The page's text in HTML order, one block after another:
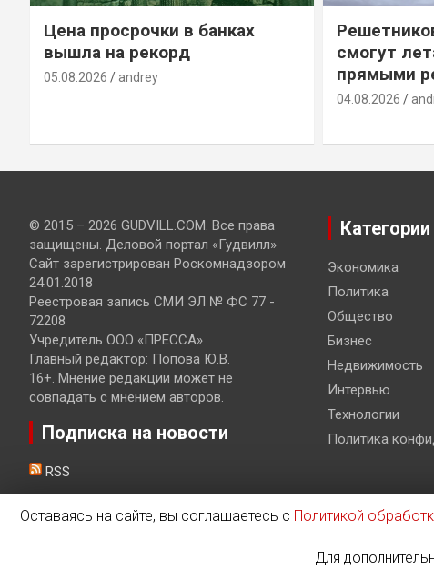
Цена просрочки в банках
вышла на рекорд
05.08.2026 andrey
смогут
прямыми
04.08.2026
© 2015 – 2026 GUDVILL.COM. Все права
защищены. Деловой портал «Гудвилл»
Сайт зарегистрирован Роскомнадзором
24.01.2018
Реестровая запись СМИ ЭЛ № ФС 77 -
72208
Учредитель ООО «ПРЕССА»
Главный редактор: Попова Ю.В.
16+. Мнение редакции может не
совпадать с мнением авторов.
Подписка на новости
RSS
Категории
Экономика
Политика
Общество
Бизнес
Недвижимость
Интервью
Технологии
Политика
Оставаясь на сайте, вы соглашаетесь с Политикой
Для